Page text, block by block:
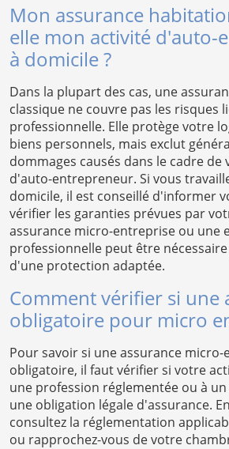
Mon assurance
elle mon activité d'auto-
à domicile ?
Dans la plupart des cas, une
classique ne couvre pas les risques
professionnelle. Elle protège votre
biens personnels, mais exclut
dommages causés dans le cadre de
d'auto-entrepreneur. Si vous
domicile, il est conseillé d'informer
vérifier les garanties prévues par
assurance micro-entreprise ou une
professionnelle peut être
d'une protection adaptée.
Comment vérifier si une
obligatoire pour micro
Pour savoir si une assurance
obligatoire, il faut vérifier si votre
une profession réglementée ou à
une obligation légale d'assurance.
consultez la réglementation
ou rapprochez-vous de votre